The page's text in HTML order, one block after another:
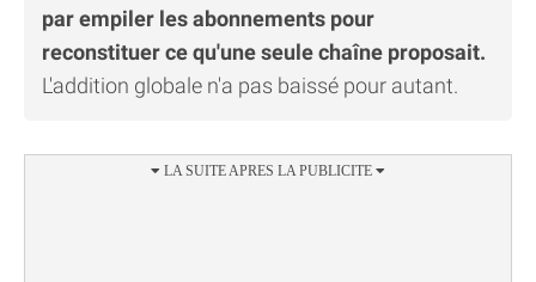
par empiler les abonnements pour
reconstituer ce qu'une seule chaîne proposait.
L'addition globale n'a pas baissé pour autant.